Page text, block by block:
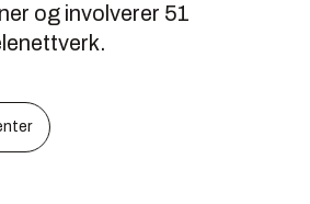
og involverer 51